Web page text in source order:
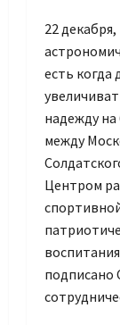
22
есть когда
надежду
между
Центром
подписано